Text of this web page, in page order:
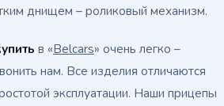
днищем – роликовый механизм.
в «Belcars» очень легко –
нам. Все изделия отличаются
эксплуатации. Наши прицепы